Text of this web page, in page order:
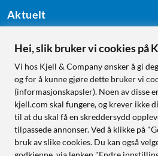
Aktuelt
Følg oss
Handle fra:
Sverige
Norge
Hei, slik bruker vi cookies på
Vi hos Kjell & Company ønsker å gi
og for å kunne gjøre dette bruker vi
(informasjonskapsler). Noen av disse
kjell.com skal fungere, og krever ikke
til at du skal få en skreddersydd
tilpassede annonser. Ved å klikke på
bruk av slike cookies. Du kan også